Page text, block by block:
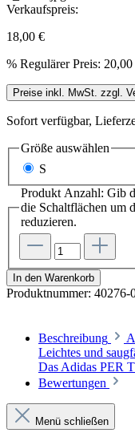
Verkaufspreis:
18,00 €
% Regulärer Preis: 20,00
Preise inkl. MwSt. zzgl.
Sofort verfügbar,
Größe auswählen
S
Produkt Anzahl: Gib
die Schaltflächen um
reduzieren.
In den Warenkorb
Produktnummer: 40276-
Beschreibung
Leichtes und
Das Adidas PER
Bewertungen
Menü schließen